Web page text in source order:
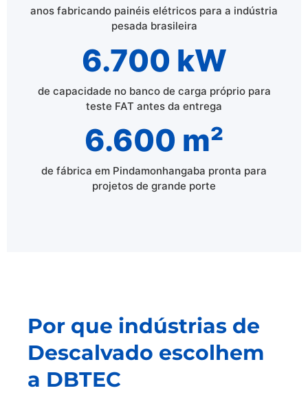
anos fabricando painéis elétricos para a indústria
pesada brasileira
6.700 kW
de capacidade no banco de carga próprio para
teste FAT antes da entrega
6.600 m²
de fábrica em Pindamonhangaba pronta para
projetos de grande porte
Por que indústrias de
Descalvado escolhem
a DBTEC